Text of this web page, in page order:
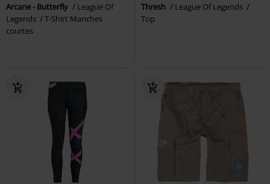
Arcane - Butterfly
League Of
Legends
T-Shirt Manches
courtes
Thresh
League Of Legends
Top